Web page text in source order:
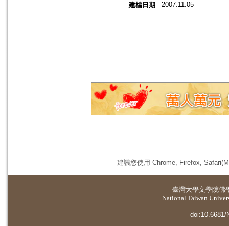
建檔日期 2007.11.05
建議您使用 Chrome, Firefox,
臺灣大學文學院佛
National Taiwan
doi:10.6681/